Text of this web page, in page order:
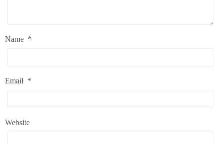
Name *
Email *
Website